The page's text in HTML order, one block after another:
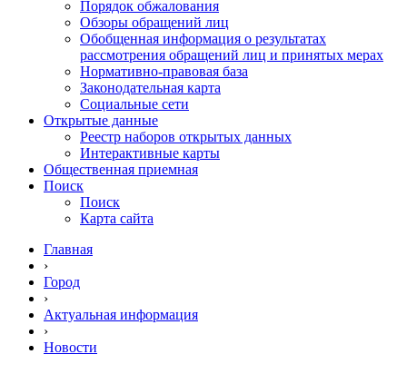
Порядок обжалования
Обзоры обращений лиц
Обобщенная информация о результатах
рассмотрения обращений лиц и принятых мерах
Нормативно-правовая база
Законодательная карта
Социальные сети
Открытые данные
Реестр наборов открытых данных
Интерактивные карты
Общественная приемная
Поиск
Поиск
Карта сайта
Главная
›
Город
›
Актуальная информация
›
Новости